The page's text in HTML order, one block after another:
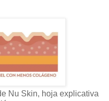
Nu Skin, hoja explicativa